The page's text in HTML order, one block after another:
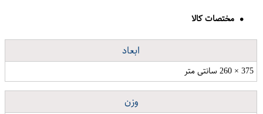
مختصات کالا
ابعاد
375 × 260 سانتی متر
وزن